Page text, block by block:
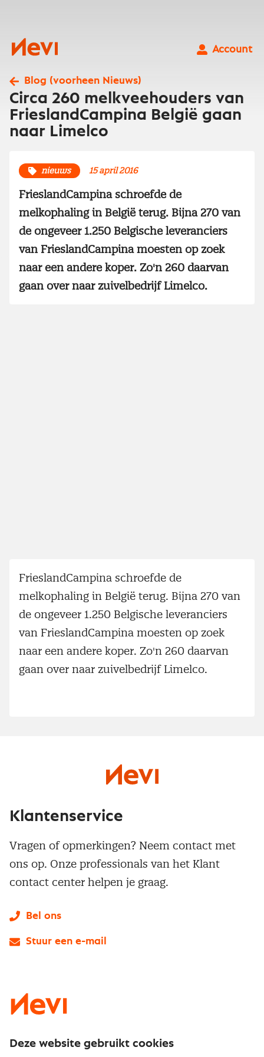
Nevi
Account
Blog (voorheen Nieuws)
Circa 260 melkveehouders van
FrieslandCampina België gaan
naar Limelco
nieuws 15 april 2016
FrieslandCampina schroefde de
melkophaling in België terug. Bijna 270 van
de ongeveer 1.250 Belgische leveranciers
van FrieslandCampina moesten op zoek
naar een andere koper. Zo'n 260 daarvan
gaan over naar zuivelbedrijf Limelco.
FrieslandCampina schroefde de
melkophaling in België terug. Bijna 270 van
de ongeveer 1.250 Belgische leveranciers
van FrieslandCampina moesten op zoek
naar een andere koper. Zo'n 260 daarvan
gaan over naar zuivelbedrijf Limelco.
Klantenservice
Vragen of opmerkingen? Neem contact met
ons op. Onze professionals van het Klant
contact center helpen je graag.
Bel ons
Stuur een e-mail
Deze website gebruikt cookies